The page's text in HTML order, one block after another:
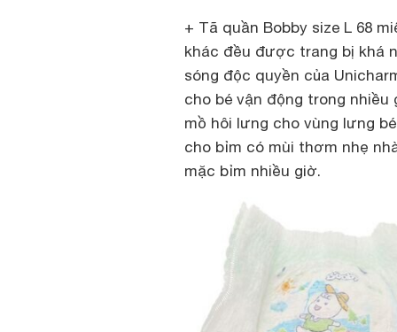
+ Tã quần Bobby size L 68
khác đều được trang bị khá
sóng độc quyền của
cho bé vận động trong
mồ hôi lưng cho vùng lưng
cho bỉm có mùi thơm nhẹ
mặc bỉm nhiều giờ.